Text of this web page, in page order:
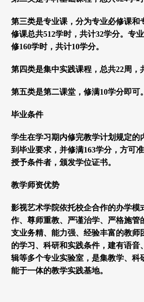
第三类是专业课，分为专业必修课和
修课总共512学时，共计32学分。专
修160学时，共计10学分。
第四类是集中实践课程，总共22周，
第五类是第二课堂，修满10学分即可。
毕业条件
学生在学习期内修完教学计划规定的
到毕业要求，并修满163学分，方可
授予条件者，颁发学位证书。
教学师资优势
影视艺术学院依托校企合作的办学模
作、尊师重教、严谨治学、严格施管
支业务精、能力强、经验丰富的教师
的学习、科研和实践条件，建有语音
辑等多个专业实验室，是集教学、科
能于一体的教学实践基地。